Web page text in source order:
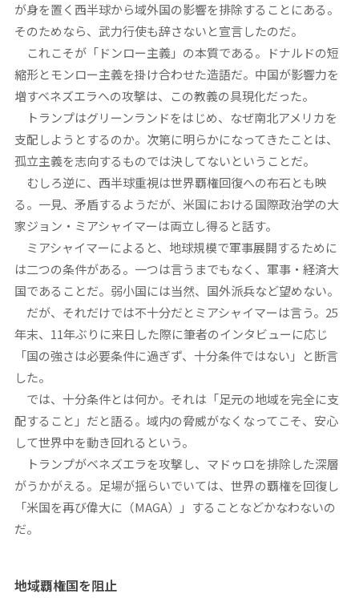
が身を置く西半球から域外国の影響を排除することにある。
そのためなら、武力行使も辞さないと宣言したのだ。
これこそが「ドンロー主義」の本質である。ドナルドの短
縮形とモンロー主義を掛け合わせた造語だ。中国が影響力を
増すベネズエラへの攻撃は、この教義の具現化だった。
トランプはグリーンランドをはじめ、なぜ南北アメリカを
支配しようとするのか。次第に明らかになってきたことは、
孤立主義を志向するものでは決してないということだ。
むしろ逆に、西半球重視は世界覇権回復への布石とも映
る。一見、矛盾するようだが、米国における国際政治学の大
家ジョン・ミアシャイマーは両立し得ると話す。
ミアシャイマーによると、地球規模で軍事展開するために
は二つの条件がある。一つは言うまでもなく、軍事・経済大
国であることだ。弱小国には当然、国外派兵など望めない。
だが、それだけでは不十分だとミアシャイマーは言う。25
年末、11年ぶりに来日した際に筆者のインタビューに応じ
「国の強さは必要条件に過ぎず、十分条件ではない」と断言
した。
では、十分条件とは何か。それは「足元の地域を完全に支
配すること」だと語る。域内の脅威がなくなってこそ、安心
して世界中を動き回れるという。
トランプがベネズエラを攻撃し、マドゥロを排除した深層
がうかがえる。足場が揺らいでいては、世界の覇権を回復し
「米国を再び偉大に（MAGA）」することなどかなわないの
だ。
地域覇権国を阻止